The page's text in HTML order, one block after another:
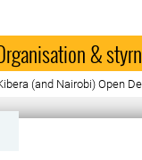
&
(and Nairobi) Open